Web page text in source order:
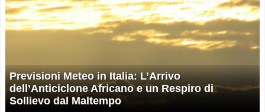
Previsioni Meteo in Italia: L’Arrivo
dell’Anticiclone Africano e un Respiro di
Sollievo dal Maltempo